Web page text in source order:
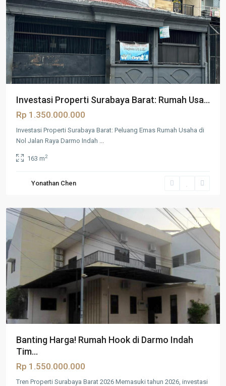
Investasi Properti Surabaya Barat: Rumah Usa...
Rp 1.350.000.000
Investasi Properti Surabaya Barat: Peluang Emas Rumah Usaha di
Nol Jalan Raya Darmo Indah ...
163 m2
Yonathan Chen
Surabaya
Jual
Banting Harga! Rumah Hook di Darmo Indah
Tim...
Rp 1.550.000.000
Tren Properti Surabaya Barat 2026 Memasuki tahun 2026, investasi